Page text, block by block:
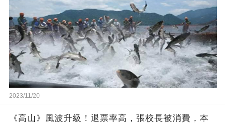
2023/11/20
《高山》風波升級！退票率高，張校長被消費，本